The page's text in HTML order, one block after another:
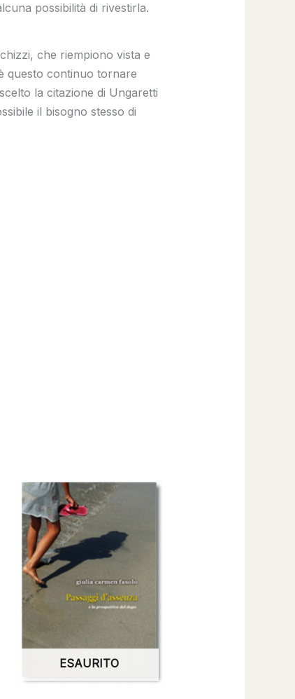
possibilità di rivestirla.
che riempiono vista e
questo continuo tornare
la citazione di Ungaretti
il bisogno stesso di
ESAURITO